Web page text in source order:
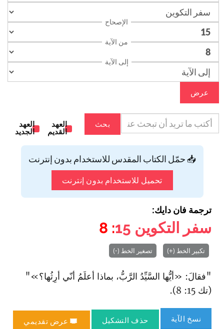
الإصحاح
من الآية
إلى الآية
عرض
بحث
العهد
القديم
العهد
الجديد
📥 حمّل الكتاب المقدس للاستخدام بدون إنترنت
تحميل للاستخدام بدون إنترنت
ترجمة فان دايك:
سفر التكوين 15
: 8
تكبير الخط (+) تصغير الخط (-)
"فقالَ: «أيُّها السَّيِّدُ الرَّبُّ، بماذا أعلَمُ أنّي أرِثُها؟»"
(تك 15: 8).
نسخ الآية حذف التشكيل عرض تقديمي